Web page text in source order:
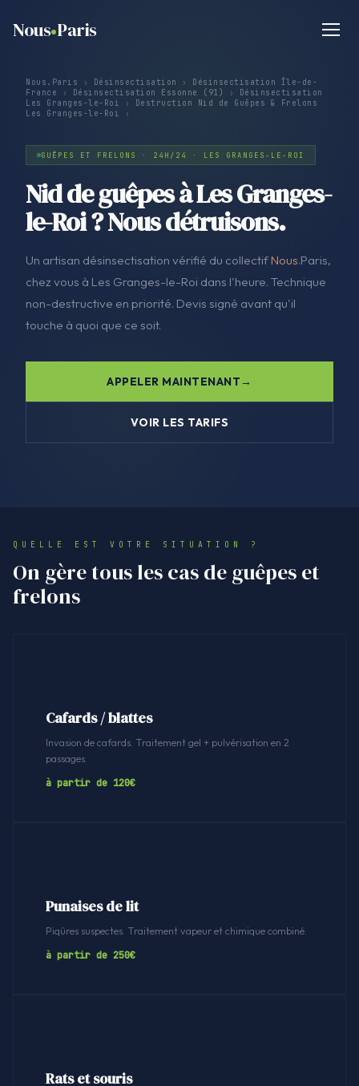
Nous Paris
Nous.Paris › Désinsectisation › Désinsectisation Île-de-
France › Désinsectisation Essonne (91) ›
Désinsectisation
Les Granges-le-Roi ›
Destruction Nid de Guêpes & Frelons
Les Granges-le-Roi ›
GUÊPES ET FRELONS · 24H/24 · LES GRANGES-LE-ROI
Nid de guêpes à Les Granges-
le-Roi ? Nous détruisons.
Un artisan désinsectisation vérifié du collectifNous.Paris,
chez vous à Les Granges-le-Roi dans l'heure. Technique
non-destructive en priorité. Devis signé avant qu'il
touche à quoi que ce soit.
APPELER MAINTENANT
VOIR LES TARIFS
QUELLE EST VOTRE SITUATION ?
On gère tous les cas de guêpes et
frelons
Cafards / blattes
Invasion de cafards. Traitement gel + pulvérisation en 2
passages.
à partir de 120€
Punaises de lit
Piqûres suspectes. Traitement vapeur et chimique combiné.
à partir de 250€
Rats et souris